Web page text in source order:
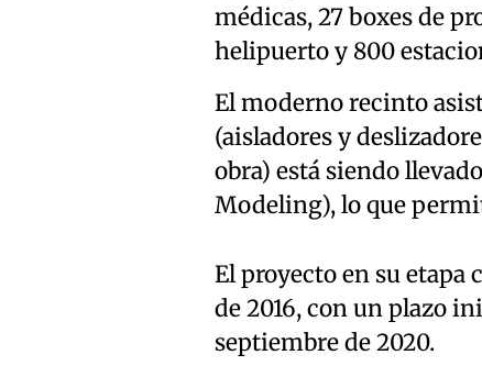
médicas, 27 boxes de
helipuerto y 800
El moderno recinto
(aisladores y
obra) está siendo
Modeling), lo que
El proyecto en su
de 2016, con un plazo
septiembre de 2020.